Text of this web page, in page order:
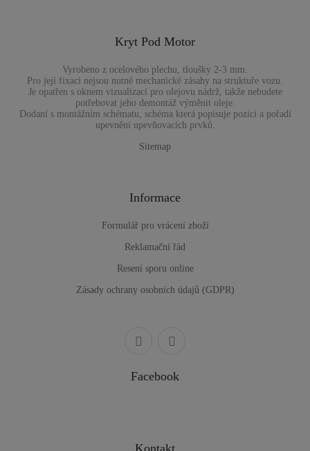
Kryt Pod Motor
Vyrobeno z ocelového plechu, tloušky 2-3 mm.
Pro její fixaci nejsou nutné mechanické zásahy na struktuře vozu.
Je opatřen s oknem vizualizací pro olejovu nádrž, takže nebudete
potřebovat jeho demontáž výměnit oleje.
Dodaní s montážním schématu, schéma která popisuje pozici a pořadí
upevnění upevňovacích prvků.
Sitemap
Informace
Formulář pro vrácení zboží
Reklamační řád
Resení sporu online
Zásady ochrany osobních údajů (GDPR)
Facebook
Kontakt